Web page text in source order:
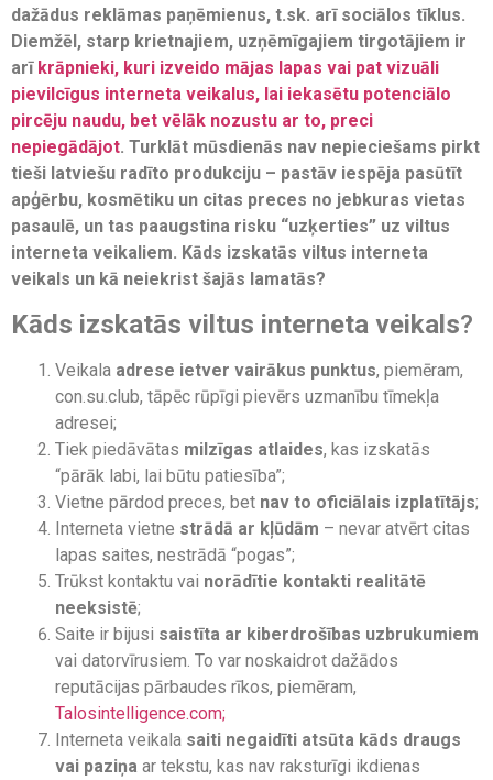
dažādus reklāmas paņēmienus, t.sk. arī sociālos tīklus.
Diemžēl, starp krietnajiem, uzņēmīgajiem tirgotājiem ir
arī krāpnieki, kuri izveido mājas lapas vai pat vizuāli
pievilcīgus interneta veikalus, lai iekasētu potenciālo
pircēju naudu, bet vēlāk nozustu ar to, preci
nepiegādājot. Turklāt mūsdienās nav nepieciešams pirkt
tieši latviešu radīto produkciju – pastāv iespēja pasūtīt
apģērbu, kosmētiku un citas preces no jebkuras vietas
pasaulē, un tas paaugstina risku “uzķerties” uz viltus
interneta veikaliem. Kāds izskatās viltus interneta
veikals un kā neiekrist šajās lamatās?
Kāds izskatās viltus interneta veikals?
Veikala adrese ietver vairākus punktus, piemēram,
con.su.club, tāpēc rūpīgi pievērs uzmanību tīmekļa
adresei;
Tiek piedāvātas milzīgas atlaides, kas izskatās
“pārāk labi, lai būtu patiesība”;
Vietne pārdod preces, bet nav to oficiālais izplatītājs;
Interneta vietne strādā ar kļūdām – nevar atvērt citas
lapas saites, nestrādā “pogas”;
Trūkst kontaktu vai norādītie kontakti realitātē
neeksistē;
Saite ir bijusi saistīta ar kiberdrošības uzbrukumiem
vai datorvīrusiem. To var noskaidrot dažādos
reputācijas pārbaudes rīkos, piemēram,
Talosintelligence.com;
Interneta veikala saiti negaidīti atsūta kāds draugs
vai paziņa ar tekstu, kas nav raksturīgi ikdienas